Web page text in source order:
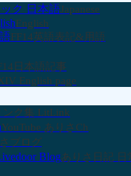
ク 日本語Japanese
English
FF14英語表記&用語
日本語記事
English page
ンク集 LitLink
YouTube ありさCh
ブログ
Blogありさ日記 日